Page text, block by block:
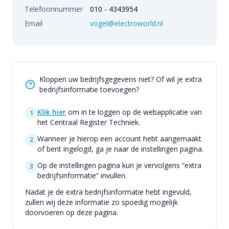
Telefoonnummer
010 - 4343954
Email
vogel@electroworld.nl
Kloppen uw bedrijfsgegevens niet? Of wil je extra
bedrijfsinformatie toevoegen?
1 Klik hier om in te loggen op de webapplicatie van
het Centraal Register Techniek.
2 Wanneer je hierop een account hebt aangemaakt
of bent ingelogd, ga je naar de instellingen pagina.
3 Op de instellingen pagina kun je vervolgens “extra
bedrijfsinformatie” invullen.
Nadat je de extra bedrijfsinformatie hebt ingevuld,
zullen wij deze informatie zo spoedig mogelijk
doorvoeren op deze pagina.